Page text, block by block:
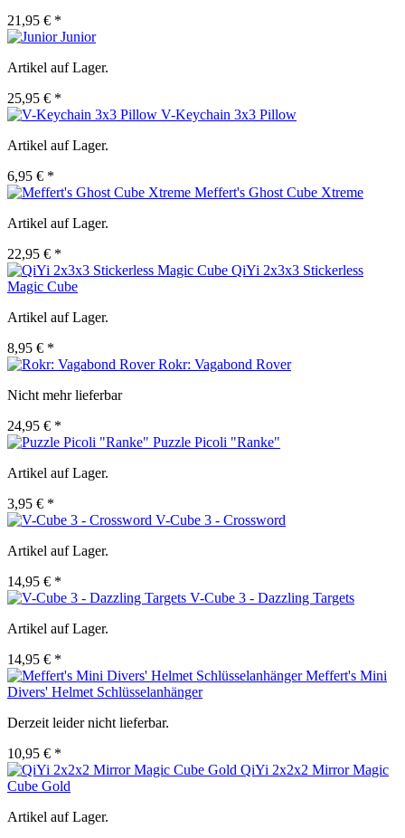
21,95 € *
Junior
Artikel auf Lager.
25,95 € *
V-Keychain 3x3 Pillow
Artikel auf Lager.
6,95 € *
Meffert's Ghost Cube Xtreme
Artikel auf Lager.
22,95 € *
QiYi 2x3x3 Stickerless
Magic Cube
Artikel auf Lager.
8,95 € *
Rokr: Vagabond Rover
Nicht mehr lieferbar
24,95 € *
Puzzle Picoli "Ranke"
Artikel auf Lager.
3,95 € *
V-Cube 3 - Crossword
Artikel auf Lager.
14,95 € *
V-Cube 3 - Dazzling Targets
Artikel auf Lager.
14,95 € *
Meffert's Mini
Divers' Helmet Schlüsselanhänger
Derzeit leider nicht lieferbar.
10,95 € *
QiYi 2x2x2 Mirror Magic
Cube Gold
Artikel auf Lager.